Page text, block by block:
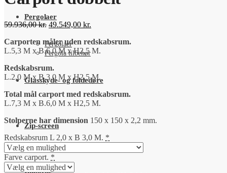
Pergolaer
Pergolaer
Pergola tilbehør
Glasskyde- og foldedøre
Zip-screen
Ildborde
59.936,00kr. Original
was:
59.936,00 kr..
49.549,00 kr.
is:
49.549,00 kr..
Carporten måler uden redskabsrum.
L.5,3 M x B.6,0 M x H2,5 M.
Redskabsrum.
L.2,0 M x B.3,0 M x H2,5 M.
Total mål carport med redskabsrum.
L.7,3 M x B.6,0 M x H2,5 M.
Stolperne har dimension 150 x 150 x 2,2 mm.
Redskabsrum L 2,0 x B 3,0 M. *
Farve carport. *